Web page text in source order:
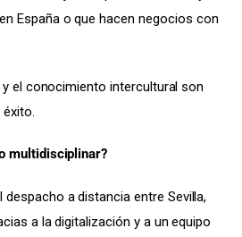
España o que hacen negocios con
el conocimiento intercultural son
multidisciplinar?
a distancia entre Sevilla,
a la digitalización y a un equipo